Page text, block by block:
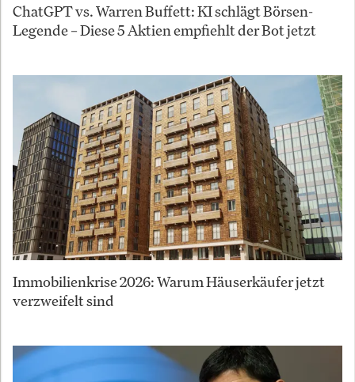
ChatGPT vs. Warren Buffett: KI schlägt Börsen-
Legende – Diese 5 Aktien empfiehlt der Bot jetzt
Immobilienkrise 2026: Warum Häuserkäufer jetzt
verzweifelt sind